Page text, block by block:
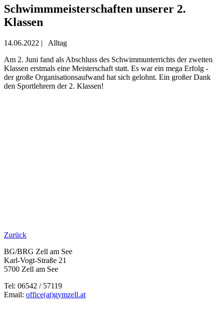
Schwimmmeisterschaften unserer 2.
Klassen
14.06.2022 |
Alltag
Am 2. Juni fand als Abschluss des Schwimmunterrichts der zweiten
Klassen erstmals eine Meisterschaft statt. Es war ein mega Erfolg -
der große Organisationsaufwand hat sich gelohnt. Ein großer Dank
den Sportlehrern der 2. Klassen!
Zurück
BG/BRG Zell am See
Karl-Vogt-Straße 21
5700 Zell am See
Tel: 06542 / 57119
Email: office(at)gymzell.at